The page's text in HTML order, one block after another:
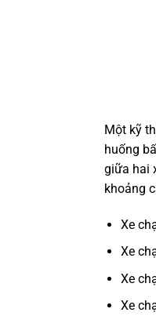
Một kỹ
huống
giữa hai
khoảng
Xe
Xe
Xe
Xe